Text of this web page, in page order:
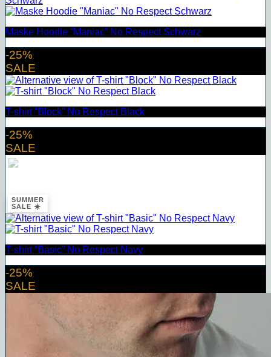
Maske Hoodie “Maniac” No Respect Schwarz
-25%
SALE
T-shirt “Block” No Respect Black
-25%
SALE
SUMMER
SALE ☀️
T-shirt “Basic” No Respect Navy
-25%
SALE